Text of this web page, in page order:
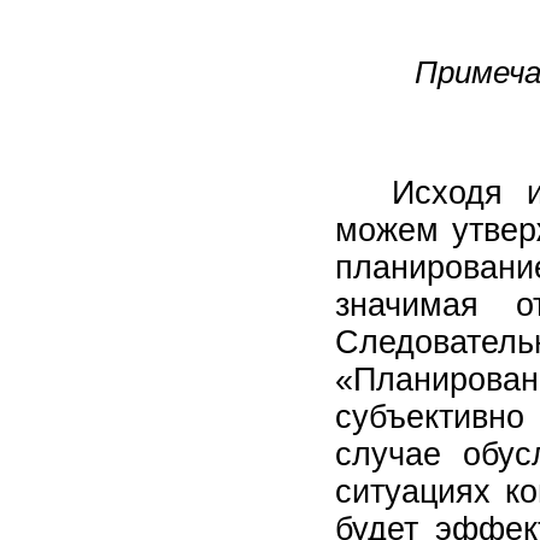
Исходя
можем
значимая
случае
ситуациях
будет